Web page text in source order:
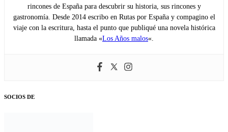
rincones de España para descubrir su historia, sus rincones y
gastronomía. Desde 2014 escribo en Rutas por España y compagino el
viaje con la escritura, hasta el punto que publiqué una novela histórica
llamada «Los Años malos«.
SOCIOS DE